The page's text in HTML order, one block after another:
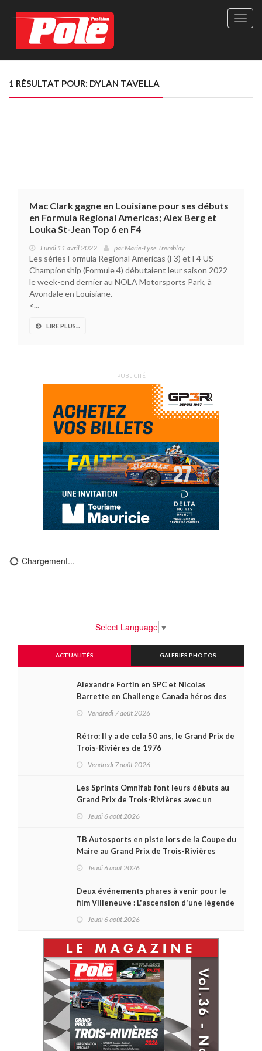
Site
Le
1 RÉSULTAT POUR: DYLAN TAVELLA
Mac Clark gagne en Louisiane pour ses débuts
en Formula Regional Americas; Alex Berg et
Louka St-Jean Top 6 en F4
Lundi 11 avril 2022 parMarie-Lyse Tremblay
Les séries Formula Regional Americas (F3) et F4 US
Championship (Formule 4) débutaient leur saison 2022
le week-end dernier au NOLA Motorsports Park, à
Avondale en Louisiane.
<...
LIRE PLUS...
PUBLICITÉ
Chargement...
Select Language ▼
ACTUALITÉS GALERIES PHOTOS
Alexandre Fortin en SPC et Nicolas
Barrette en Challenge Canada héros des
Vendredi 7 août 2026
Rétro: Il y a de cela 50 ans, le Grand Prix de
Trois-Rivières de 1976
Vendredi 7 août 2026
Les Sprints Omnifab font leurs débuts au
Grand Prix de Trois-Rivières avec un
Jeudi 6 août 2026
TB Autosports en piste lors de la Coupe du
Maire au Grand Prix de Trois-Rivières
Jeudi 6 août 2026
Deux événements phares à venir pour le
film Villeneuve : L'ascension d'une légende
Jeudi 6 août 2026